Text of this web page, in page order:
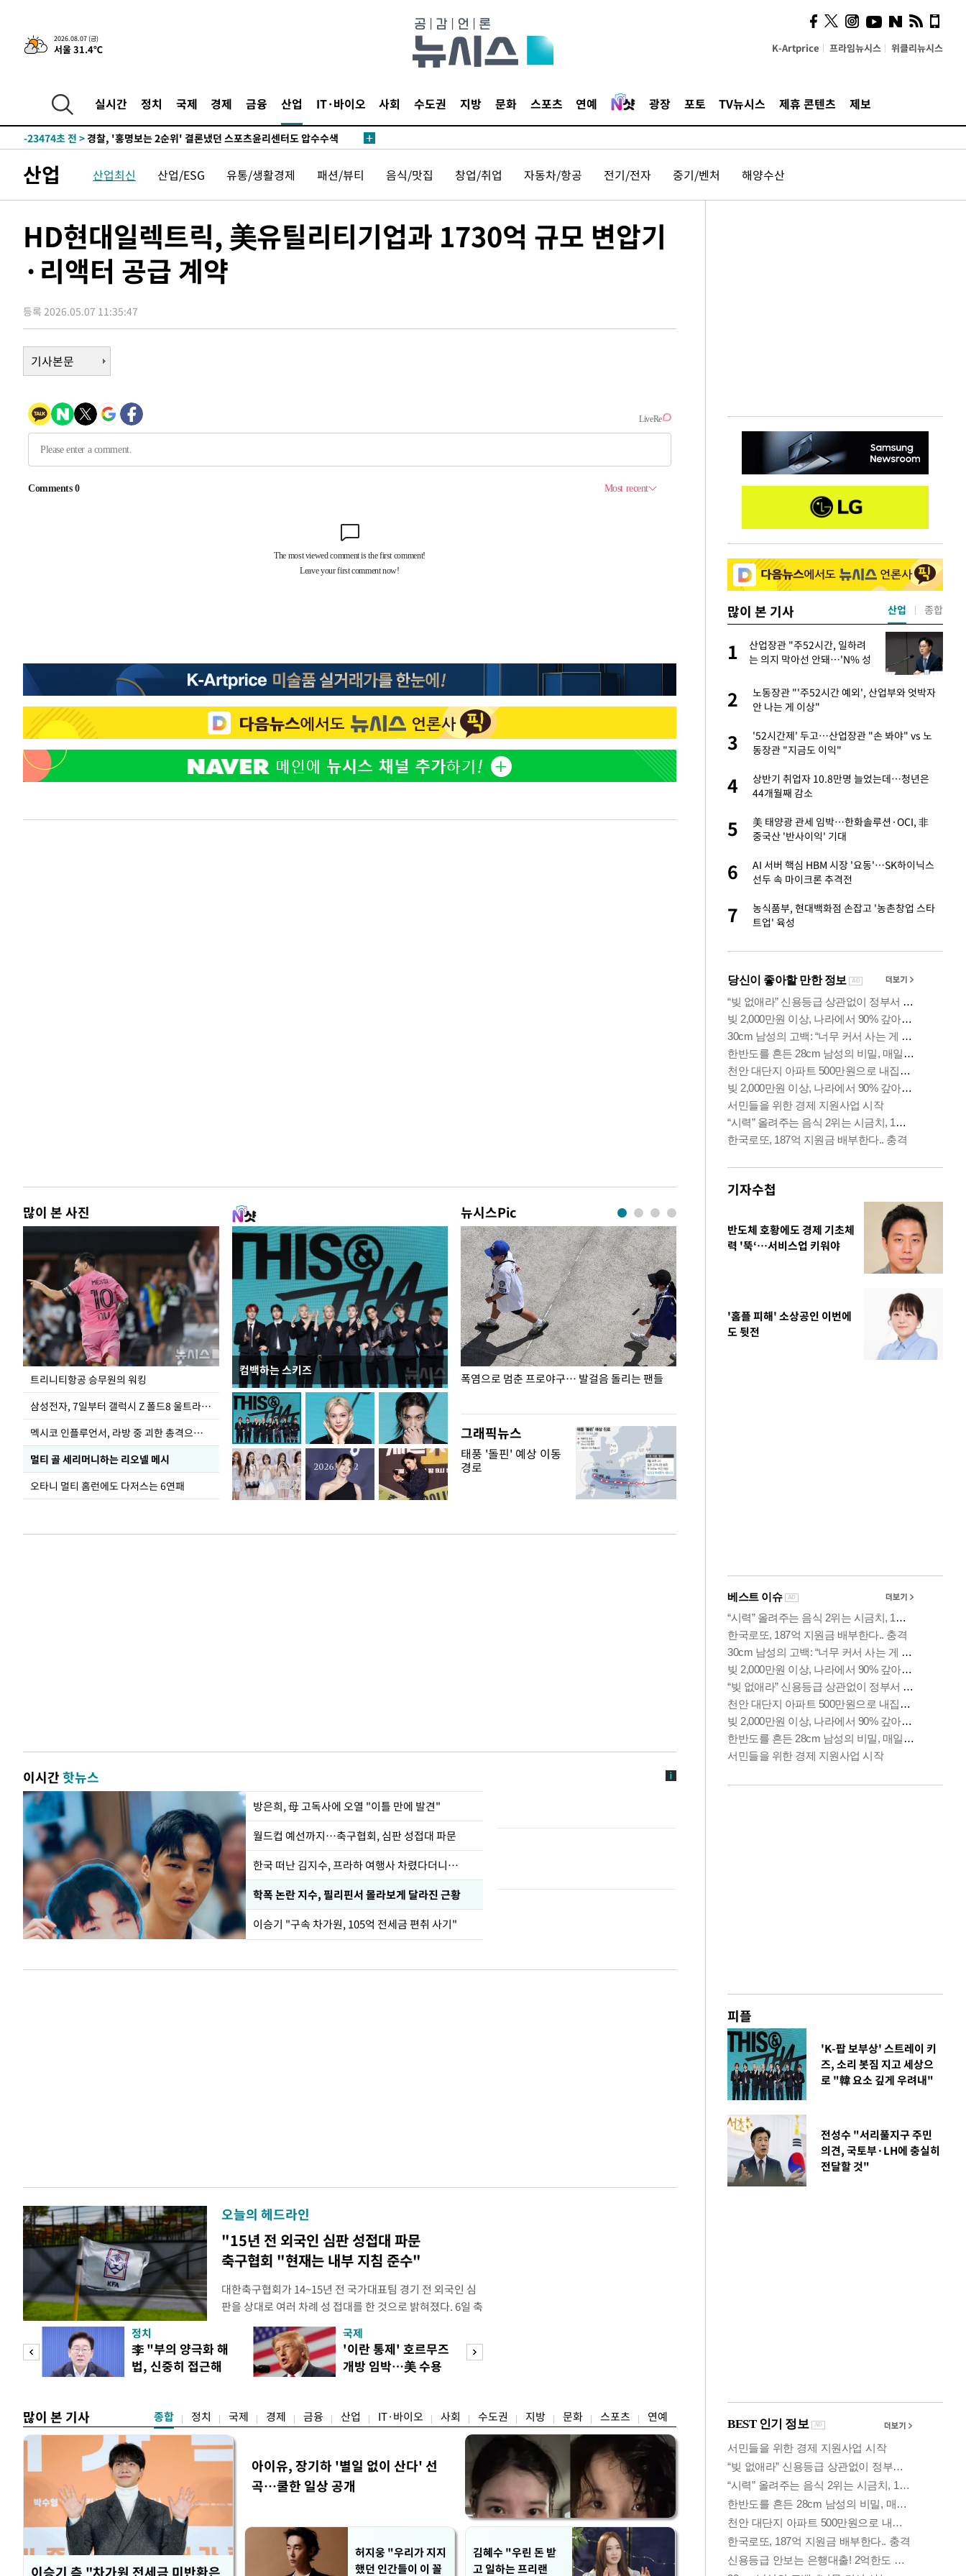
2026.08.07 (금)
서울 31.4℃ K-Artprice 프라임뉴시스 위클리뉴시스
실시간 정치 국제 경제 금융 산업 IT·바이오 사회 수도권 지방 문화 스포츠 연예 광장 포토 TV뉴시스 제휴 콘텐츠 제보
3시간 전 >내일까지 39도 '펄펄'…기상청 "태풍 지나며 폭염 잠시 꺾인다"
-26560초 전 >'월드컵 탈락 후폭풍' 축구협회…11시간 걸린 초유의 압수수색(종
-24789초 전 >
축구협회, 15년 전 심판 성 접대 파문에 "현재는 내부 지침 준수"
-23474초 전 >
-9070초 전 > [속보]합참 "北 발사체는 단거리탄도미사일…감시·경계태세 강화"
-7248초 전 > [속보] SKT, 에이닷 서비스 장애 발생…"원인 파악 중"
-6654초 전 >[속보]합참 "북, 동해상으로 미상 발사체 발사"
-6009초 전 >[속보]7~9일 프로야구 3연전도 폭염 취소…11일 재개
-5671초 전 >"韓 외환시장 개입 관측 배경엔 美의 대한국 무역적자 있어"
-5498초 전 >'월드컵 탈락 후폭풍' 축구협회…초유의 압수수색에 '충격·당황'
-4900초 전 >[속보]종합특검, 대검 추가 압수수색…내란 중요임무종사 혐의
-925초 전 > [속보]코스피, 301.88포인트(4.58%) 내린 6296.38 마감
-790초 전 >[속보]원·달러 환율, 0.7원 내린 1423.8원 마감
26분 전 >"여기 떨어졌다"…다누리, 스페이스X 로켓 달 충돌 흔적 포착
1시간 전 >손흥민, 5경기 연속골 실패…LAFC는 승부차기 끝 과달라하라 격파
[속보]합참 "北 발사체는 단거리탄도미사일…감시·경계태세 강화"
日방위성, 北이 동해로 쏜 발사체는 탄도미사일 가능성
-5671초 전 >"韓 외환시장 개입 관측 배경엔 美의 대한국 무역적자 있어"
-5498초 전 >
'월드컵 탈락 후폭풍' 축구협회…초유의 압수수색에 '충격·당황'
-4900초 전 >[속보]종합특검, 대검 추가 압수수색…내란 중요임무종사 혐의
-995초 전 >[속보]코스닥, 800p 회복…0.26% 오른 801.67 마감
-925초 전 >
[속보]코스피, 301.88포인트(4.58%) 내린 6296.38 마감
-790초 전 >[속보]원·달러 환율, 0.7원 내린 1423.8원 마감
1시간 전 >손흥민, 5경기 연속골 실패…LAFC는 승부차기 끝 과달라하라 격파
산업 산업최신 산업/ESG 유통/생활경제 패션/뷰티 음식/맛집 창업/취업 자동차/항공 전기/전자 중기/벤처 해양수산
HD현대일렉트릭, 美유틸리티기업과 1730억 규모 변압기
·리액터 공급 계약
등록 2026.05.07 11:35:47
기사본문
많이 본 사진
트리니티항공 승무원의 워킹
삼성전자, 7일부터 갤럭시 Z 폴드8 울트라·폴드8·플립8 출시
멕시코 인플루언서, 라방 중 괴한 총격으로 사망
멀티 골 세리머니하는 리오넬 메시
오타니 멀티 홈런에도 다저스는 6연패
컴백하는 스키즈
뉴시스Pic
입추 하루 앞둔 전남광주… 열화상 카메라에 담긴
폭염
폭염으로 멈춘 프로야구… 발걸음 돌리는 팬들
그래픽뉴스
태풍 '돌핀' 예상 이동
경로
이시간핫뉴스
방은희, 母 고독사에 오열 "이틀 만에 발견"
월드컵 예선까지…축구협회, 심판 성접대 파문
한국 떠난 김지수, 프라하 여행사 차렸다더니…
학폭 논란 지수, 필리핀서 몰라보게 달라진 근황
이승기 "구속 차가원, 105억 전세금 편취 사기"
오늘의 헤드라인
"15년 전 외국인 심판 성접대 파문
축구협회 "현재는 내부 지침 준수"
대한축구협회가 14~15년 전 국가대표팀 경기 전 외국인 심
판을 상대로 여러 차례 성 접대를 한 것으로 밝혀졌다. 6일 축
구계에 따르면 국회의 한 의원실은 축구협회가 2011~2012
년 국제심판 10여 명에게 성 접대한 사실을 확인했다. 당시
축구협회는 외국인 심판과 감독관 등 10여 명에게 한 번에
수십만원에서 많게는 100만원이 넘는 돈을 성
정치
李 "부의 양극화 해
법, 신중히 접근해
국제
'이란 통제' 호르무즈
개방 임박…美 수용
많이 본 기사 종합 정치 국제 경제 금융 산업 IT·바이오 사회 수도권 지방 문화 스포츠 연예
이승기 측 "차가원 전세금 미반환은
아이유, 장기하 '별일 없이 산다' 선
곡…쿨한 일상 공개
허지웅 "우리가 지지
했던 인간들이 이 꼴
김혜수 "우린 돈 받
고 일하는 프리랜
많이 본 기사
벌 원해"
2
아이유, 장기하 '별일 없이 산다' 선곡…쿨한
일상 공개
3
허지웅 "우리가 지지했던 인간들이 이 꼴 만
들었다"…형소법 개정에 격한 반응
4
김혜수 "우린 돈 받고 일하는 프리랜서…받
5
효린 "절친에게 남친 빼앗겨…지금이라면 가
1
산업장관 "주52시간, 일하려
는 의지 막아선 안돼…'N% 성
2
노동장관 "'주52시간 예외', 산업부와 엇박자
안 나는 게 이상"
3
'52시간제' 두고…산업장관 "손 봐야" vs 노
동장관 "지금도 이익"
4
상반기 취업자 10.8만명 늘었는데…청년은
44개월째 감소
5
美 태양광 관세 임박…한화솔루션·OCI, 非
중국산 '반사이익' 기대
6
AI 서버 핵심 HBM 시장 '요동'…SK하이닉스
선두 속 마이크론 추격전
7
농식품부, 현대백화점 손잡고 '농촌창업 스타
트업' 육성
산업 종합
기자수첩
반도체 호황에도 경제 기초체
력 '뚝‘…서비스업 키워야
'홈플 피해' 소상공인 이번에
도 뒷전
피플
'K-팝 보부상' 스트레이 키
즈, 소리 봇짐 지고 세상으
로 "韓 요소 깊게 우려내"
전성수 "서리풀지구 주민
의견, 국토부·LH에 충실히
전달할 것"